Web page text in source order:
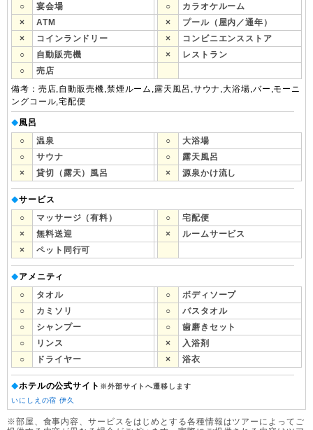
○
宴会場 ○
カラオケルーム
×
ATM ×
プール（屋内／通年）
×
コインランドリー ×
コンビニエンスストア
○
自動販売機 ×
レストラン
○
売店
備考：売店,自動販売機,禁煙ルーム,露天風呂,サウナ,大浴場,バー,モーニ
ングコール,宅配便
◆風呂
○
温泉 ○
大浴場
○
サウナ ○
露天風呂
×
貸切（露天）風呂 × 源泉かけ流し
◆サービス
○
マッサージ（有料） ○
宅配便
×
無料送迎 ×
ルームサービス
×
ペット同行可
◆アメニティ
○
タオル ○
ボディソープ
○
カミソリ ○
バスタオル
○
シャンプー ○
歯磨きセット
○
リンス ×
入浴剤
○
ドライヤー × 浴衣
◆ホテルの公式サイト ※外部サイトへ遷移します
いにしえの宿 伊久
※部屋、食事内容、サービスをはじめとする各種情報はツアーによってご